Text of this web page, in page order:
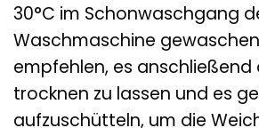
30°C im Schonwaschgang
Waschmaschine
empfehlen, es anschließend
trocknen zu lassen und es
aufzuschütteln, um die